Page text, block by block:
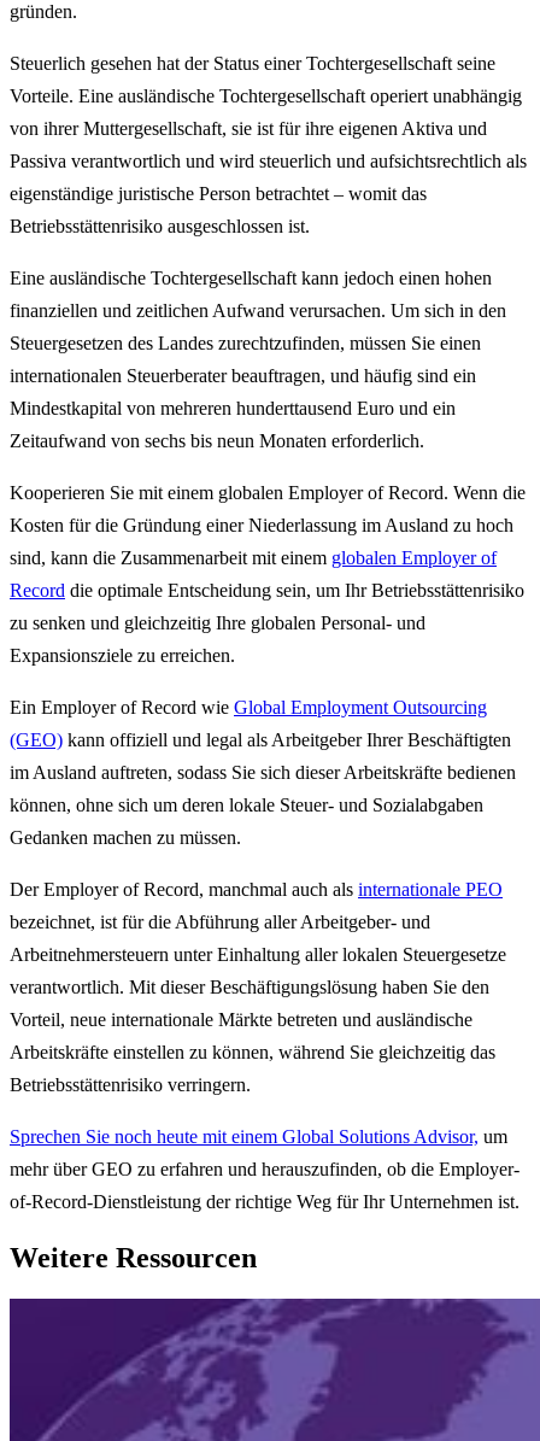
gründen.
Steuerlich gesehen hat der Status einer Tochtergesellschaft seine
Vorteile. Eine ausländische Tochtergesellschaft operiert unabhängig
von ihrer Muttergesellschaft, sie ist für ihre eigenen Aktiva und
Passiva verantwortlich und wird steuerlich und aufsichtsrechtlich als
eigenständige juristische Person betrachtet – womit das
Betriebsstättenrisiko ausgeschlossen ist.
Eine ausländische Tochtergesellschaft kann jedoch einen hohen
finanziellen und zeitlichen Aufwand verursachen. Um sich in den
Steuergesetzen des Landes zurechtzufinden, müssen Sie einen
internationalen Steuerberater beauftragen, und häufig sind ein
Mindestkapital von mehreren hunderttausend Euro und ein
Zeitaufwand von sechs bis neun Monaten erforderlich.
Kooperieren Sie mit einem globalen Employer of Record. Wenn die
Kosten für die Gründung einer Niederlassung im Ausland zu hoch
sind, kann die Zusammenarbeit mit einem globalen Employer of
Record die optimale Entscheidung sein, um Ihr Betriebsstättenrisiko
zu senken und gleichzeitig Ihre globalen Personal- und
Expansionsziele zu erreichen.
Ein Employer of Record wie Global Employment Outsourcing
(GEO) kann offiziell und legal als Arbeitgeber Ihrer Beschäftigten
im Ausland auftreten, sodass Sie sich dieser Arbeitskräfte bedienen
können, ohne sich um deren lokale Steuer- und Sozialabgaben
Gedanken machen zu müssen.
Der Employer of Record, manchmal auch als internationale PEO
bezeichnet, ist für die Abführung aller Arbeitgeber- und
Arbeitnehmersteuern unter Einhaltung aller lokalen Steuergesetze
verantwortlich. Mit dieser Beschäftigungslösung haben Sie den
Vorteil, neue internationale Märkte betreten und ausländische
Arbeitskräfte einstellen zu können, während Sie gleichzeitig das
Betriebsstättenrisiko verringern.
Sprechen Sie noch heute mit einem Global Solutions Advisor, um
mehr über GEO zu erfahren und herauszufinden, ob die Employer-
of-Record-Dienstleistung der richtige Weg für Ihr Unternehmen ist.
Weitere Ressourcen